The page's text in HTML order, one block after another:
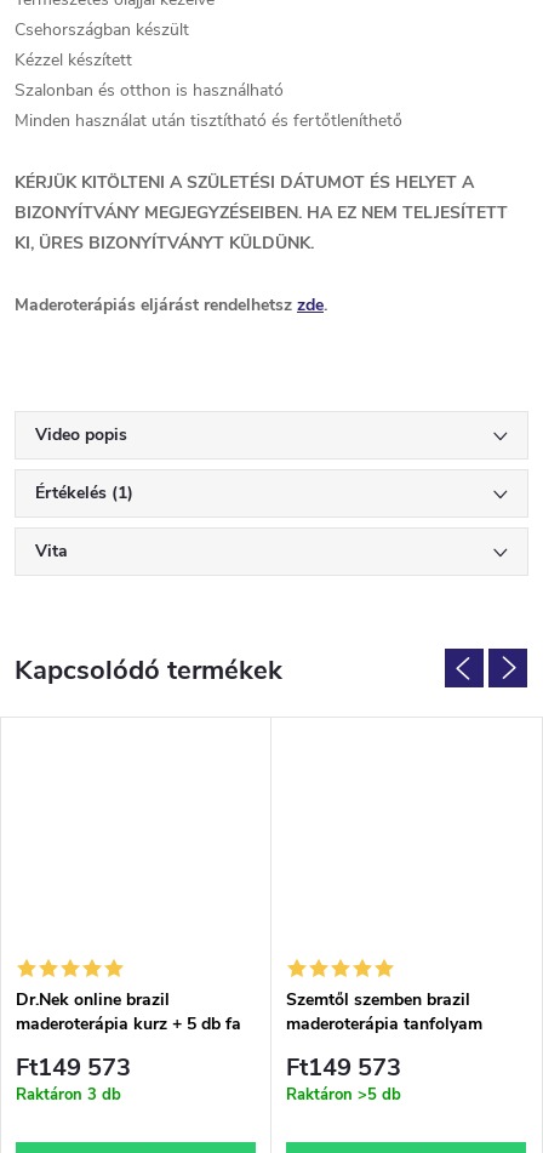
Csehországban készült
Kézzel készített
Szalonban és otthon is használható
Minden használat után tisztítható és fertőtleníthető
KÉRJÜK KITÖLTENI A SZÜLETÉSI DÁTUMOT ÉS HELYET A
BIZONYÍTVÁNY MEGJEGYZÉSEIBEN. HA EZ NEM TELJESÍTETT
KI, ÜRES BIZONYÍTVÁNYT KÜLDÜNK.
Maderoterápiás eljárást rendelhetsz zde.
Video popis
Értékelés (1)
Vita
Kapcsolódó termékek
Dr.Nek online brazil
maderoterápia kurz + 5 db fa
verzió
Ft149 573
Raktáron 3 db
Szemtől szemben brazil
maderoterápia tanfolyam
Ft149 573
Raktáron >5 db